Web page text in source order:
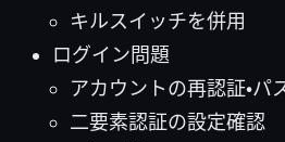
キルスイッチを併用
ログイン問題
アカウントの再認証・パ
二要素認証の設定確認